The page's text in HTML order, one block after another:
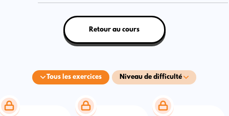
Tous les exercices Niveau de difficulté
Retour au cours